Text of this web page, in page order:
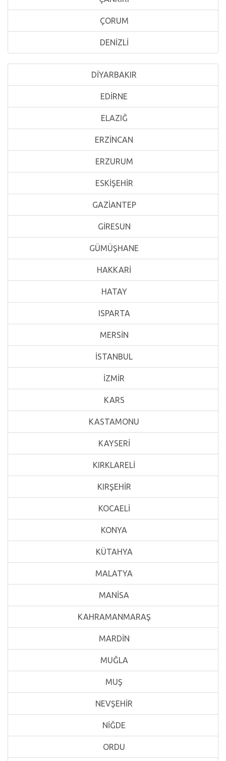
ÇORUM
DENİZLİ
DİYARBAKIR
EDİRNE
ELAZIĞ
ERZİNCAN
ERZURUM
ESKİŞEHİR
GAZİANTEP
GİRESUN
GÜMÜŞHANE
HAKKARİ
HATAY
ISPARTA
MERSİN
İSTANBUL
İZMİR
KARS
KASTAMONU
KAYSERİ
KIRKLARELİ
KIRŞEHİR
KOCAELİ
KONYA
KÜTAHYA
MALATYA
MANİSA
KAHRAMANMARAŞ
MARDİN
MUĞLA
MUŞ
NEVŞEHİR
NİĞDE
ORDU